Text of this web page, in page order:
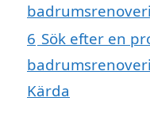
6 Sök efter en
Kärda